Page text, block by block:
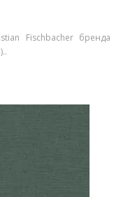
Fischbacher бренда